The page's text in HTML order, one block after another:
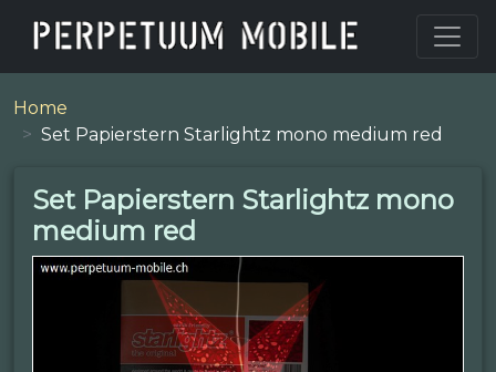
Home
Set Papierstern Starlightz mono medium red
Set Papierstern Starlightz mono
medium red